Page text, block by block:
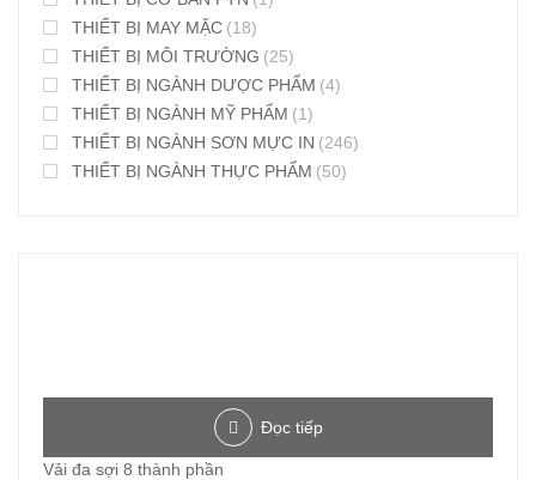
THIẾT BỊ MAY MẶC (18)
THIẾT BỊ MÔI TRƯỜNG (25)
THIẾT BỊ NGÀNH DƯỢC PHẨM (4)
THIẾT BỊ NGÀNH MỸ PHẨM (1)
THIẾT BỊ NGÀNH SƠN MỰC IN (246)
THIẾT BỊ NGÀNH THỰC PHẨM (50)
Đọc tiếp
Vải đa sợi 8 thành phần